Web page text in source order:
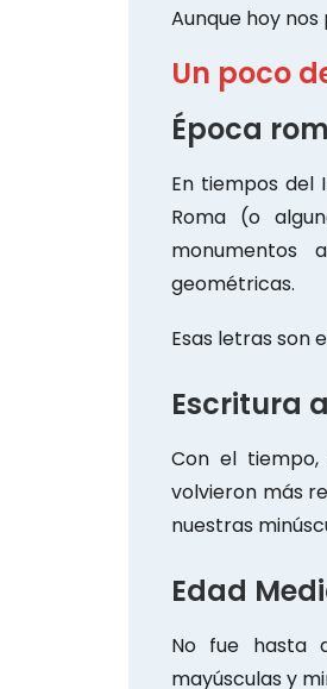
Aunque hoy
Un poco
Época
En tiempos del
Roma (o
monumentos
geométricas.
Esas letras son
Escritura
Con el
volvieron más
nuestras
Edad
No fue hasta
mayúsculas y